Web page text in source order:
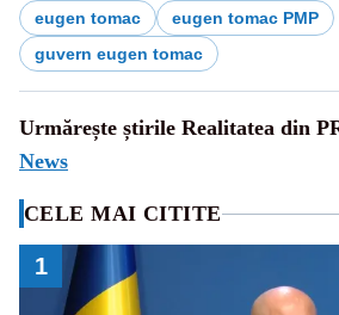
eugen tomac
eugen tomac PMP
guvern eugen tomac
Urmărește știrile Realitatea din
News
CELE MAI CITITE
1